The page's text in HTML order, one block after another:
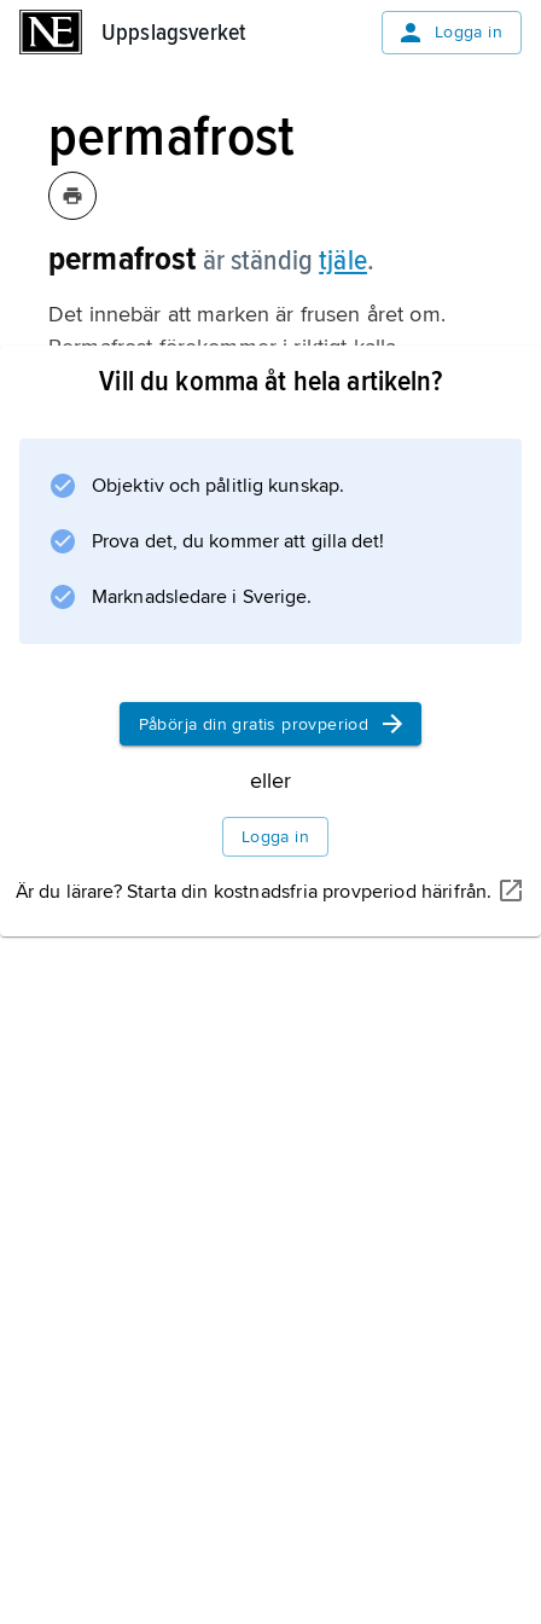
Uppslagsverket Logga in
permafrost
permafrost är ständigtjäle.
Det innebär att marken är frusen året om.
Permafrost förekommer i riktigt kalla
områden, till exempel Sibirien och norra
sommaren.
Information om artikeln
Vill du komma åt hela artikeln?
Objektiv och pålitlig kunskap.
Prova det, du kommer att gilla det!
Marknadsledare i Sverige.
Påbörja din gratis provperiod
eller
Logga in
Är du lärare? Starta din kostnadsfria provperiod härifrån.